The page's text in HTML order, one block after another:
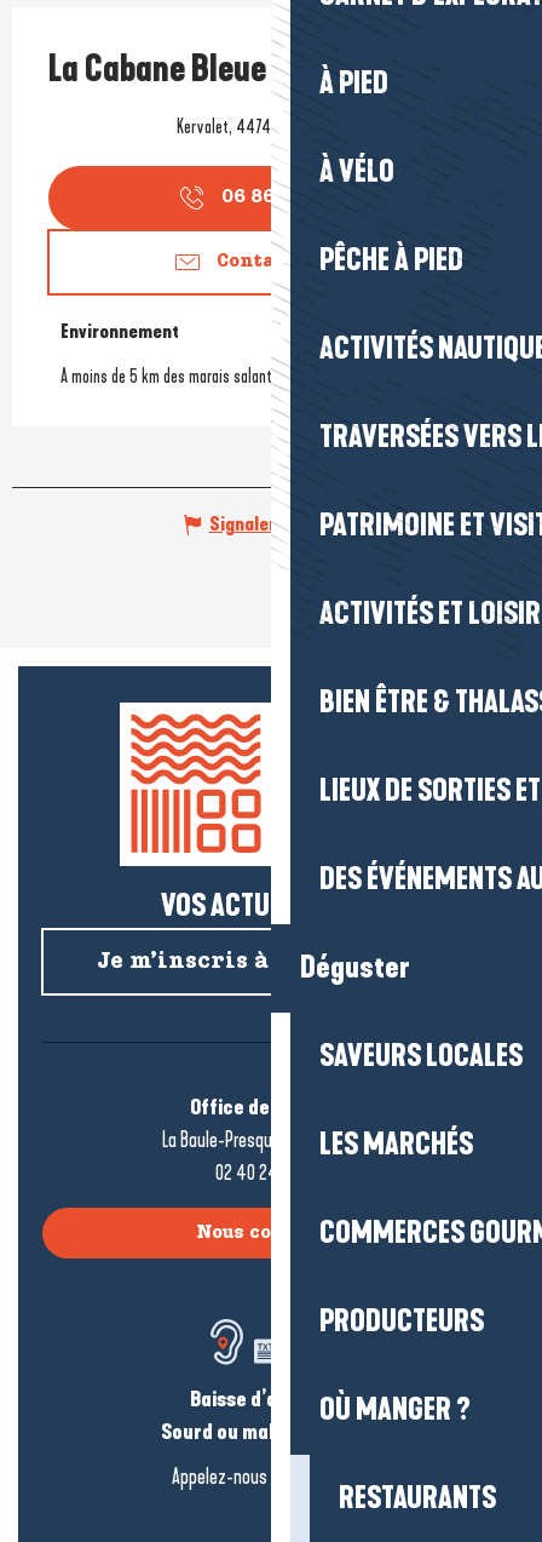
À PIED
À VÉLO
PÊCHE À PIED
ACTIVITÉS
TRAVERSÉES VERS
PATRIMOINE ET
ACTIVITÉS ET
BIEN ÊTRE &
LIEUX DE SORTIES
DES ÉVÉNEMENTS
Déguster
SAVEURS LOCALES
LES MARCHÉS
COMMERCES
PRODUCTEURS
OÙ MANGER ?
RESTAURANTS
La Cabane Bleue
Kervalet, 44740 Batz-sur-Mer
06 86 26 91
Contactez-nous
Environnement
Environnement
A moins de 5 km des marais salants
Signaler une erreur
VOS ACTUS SALÉES !
Je m’inscris à la newsletter
Office de tourisme
La Baule-Presqu’île de Guérande
02 40 24 34 44
Nous contacter
Baisse d’audition ?
Sourd ou malentendant ?
Appelez-nous en